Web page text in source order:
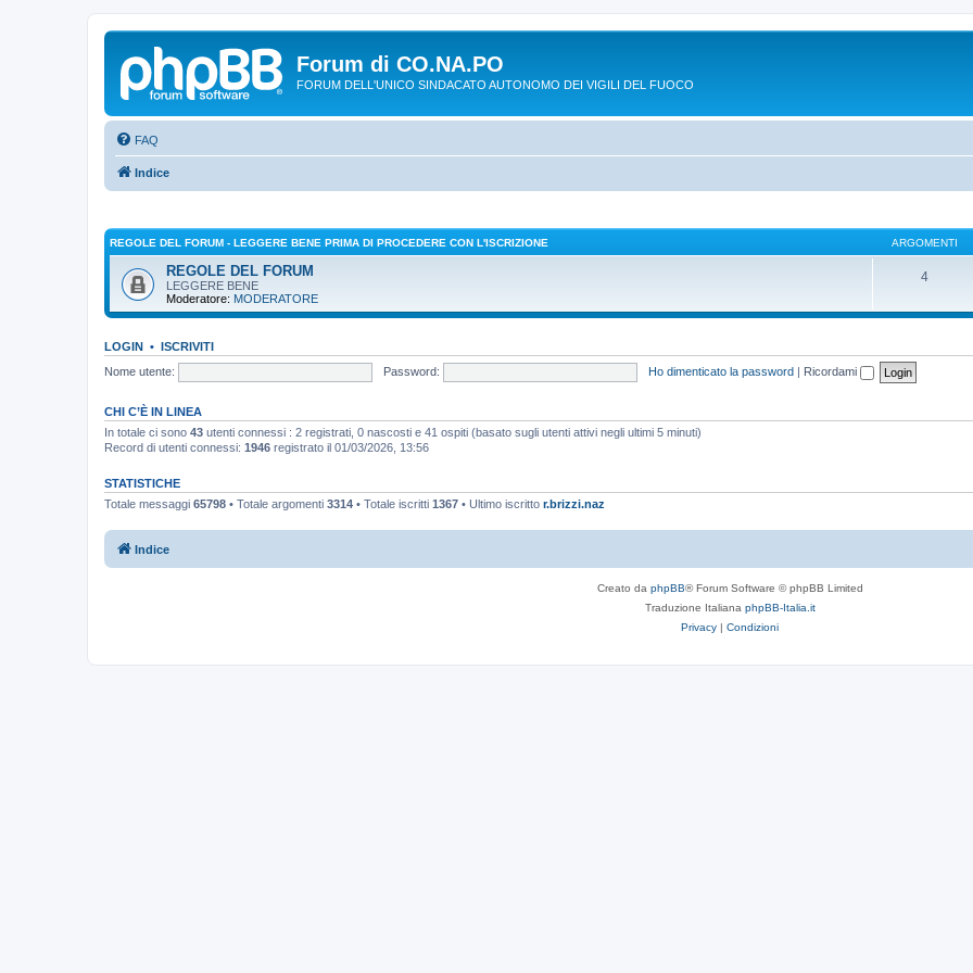
Forum di CO.NA.PO
FORUM DELL'UNICO SINDACATO AUTONOMO DEI VIGILI DEL FUOCO
FAQ
Indice
REGOLE DEL FORUM - LEGGERE BENE PRIMA DI PROCEDERE CON L'ISCRIZIONE ARGOMENTI
REGOLE DEL FORUM
LEGGERE BENE
Moderatore: MODERATORE
4
LOGIN • ISCRIVITI
Nome utente:
Password: Ho dimenticato la password | Ricordami
CHI C’È IN LINEA
In totale ci sono 43 utenti connessi : 2 registrati, 0 nascosti e 41 ospiti (basato sugli utenti attivi negli ultimi 5 minuti)
Record di utenti connessi: 1946 registrato il 01/03/2026, 13:56
STATISTICHE
Totale messaggi 65798 • Totale argomenti 3314 • Totale iscritti 1367 • Ultimo iscritto r.brizzi.naz
Indice
Creato da phpBB® Forum Software © phpBB Limited
Traduzione Italiana phpBB-Italia.it
Privacy | Condizioni